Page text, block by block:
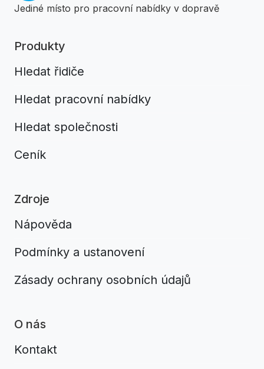
Jediné místo pro pracovní nabídky v dopravě
Produkty
Hledat řidiče
Hledat pracovní nabídky
Hledat společnosti
Ceník
Zdroje
Nápověda
Podmínky a ustanovení
Zásady ochrany osobních údajů
O nás
Kontakt